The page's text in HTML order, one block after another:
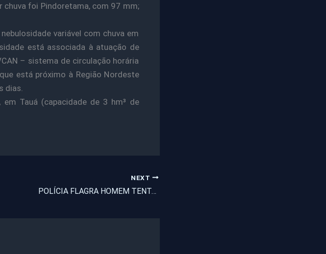
foi Pindoretama, com 97 mm;
variável com chuva em
está associada à atuação de
– sistema de circulação horária
está próximo à Região Nordeste
dias.
Tauá (capacidade de 3 hm³ de
NEXT
POLÍCIA FLAGRA HOMEM TENTANDO VIOLAR CAIXAS ELETRÔNICOS DA AGÊNCIA DO BANCO DO BRASIL DE ITAPAJÉ